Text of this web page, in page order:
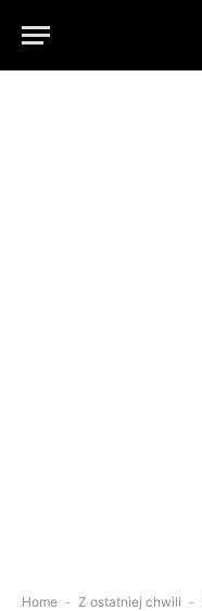
Home - Z ostatniej chwili -